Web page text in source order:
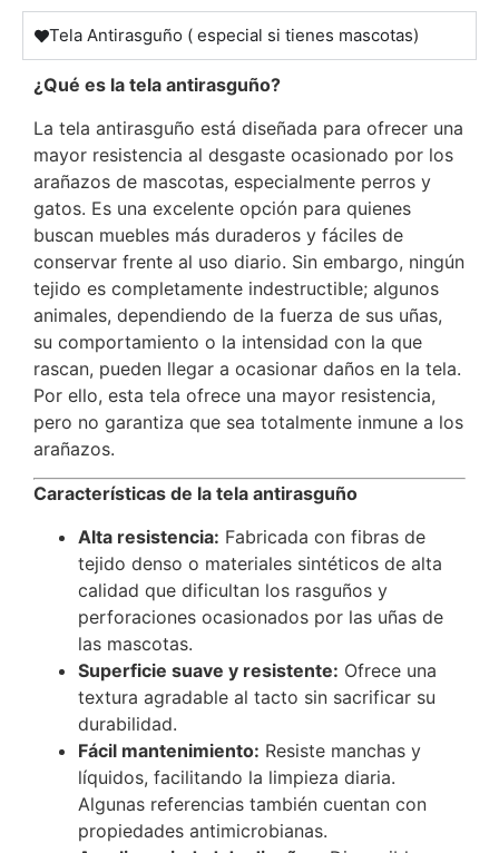
Tela Antirasguño ( especial si tienes mascotas)
¿Qué es la tela antirasguño?
La tela antirasguño está diseñada para ofrecer una
mayor resistencia al desgaste ocasionado por los
arañazos de mascotas, especialmente perros y
gatos. Es una excelente opción para quienes
buscan muebles más duraderos y fáciles de
conservar frente al uso diario. Sin embargo, ningún
tejido es completamente indestructible; algunos
animales, dependiendo de la fuerza de sus uñas,
su comportamiento o la intensidad con la que
rascan, pueden llegar a ocasionar daños en la tela.
Por ello, esta tela ofrece una mayor resistencia,
pero no garantiza que sea totalmente inmune a los
arañazos.
Características de la tela antirasguño
Alta resistencia: Fabricada con fibras de
tejido denso o materiales sintéticos de alta
calidad que dificultan los rasguños y
perforaciones ocasionados por las uñas de
las mascotas.
Superficie suave y resistente: Ofrece una
textura agradable al tacto sin sacrificar su
durabilidad.
Fácil mantenimiento: Resiste manchas y
líquidos, facilitando la limpieza diaria.
Algunas referencias también cuentan con
propiedades antimicrobianas.